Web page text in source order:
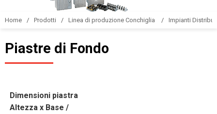
Home Prodotti Linea di produzione Conchiglia Impianti
Piastre di Fondo
Dimensioni piastra
Altezza x Base /